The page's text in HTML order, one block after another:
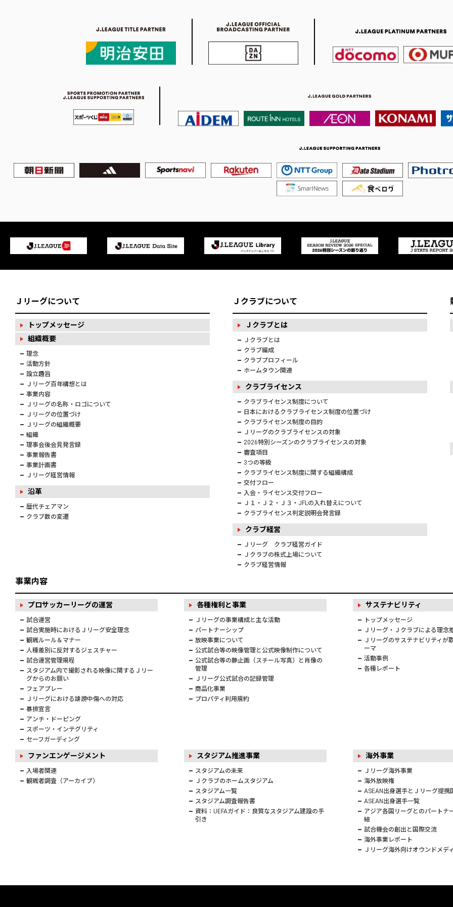
Ｊリーグについて
トップメッセージ
組織概要
理念
活動方針
設立趣旨
Ｊリーグ百年構想とは
事業内容
Ｊリーグの名称・ロゴについて
Ｊリーグの位置づけ
Ｊリーグの組織概要
組織
理事会後会見発言録
事業報告書
事業計画書
Ｊリーグ経営情報
沿革
歴代チェアマン
クラブ数の変遷
Ｊクラブについて
Ｊクラブとは
Ｊクラブとは
クラブ編成
クラブプロフィール
ホームタウン関連
クラブライセンス
クラブライセンス制度について
日本におけるクラブライセンス制度の位置づけ
クラブライセンス制度の目的
Ｊリーグのクラブライセンスの対象
2026特別シーズンのクラブライセンスの対象
審査項目
3つの等級
クラブライセンス制度に関する組織構成
交付フロー
入会・ライセンス交付フロー
Ｊ１・Ｊ２・Ｊ３・JFLの入れ替えについて
クラブライセンス判定説明会発言録
クラブ経営
Ｊリーグ クラブ経営ガイド
Ｊクラブの株式上場について
クラブ経営情報
事業内容
プロサッカーリーグの運営
試合運営
試合実施時におけるＪリーグ安全理念
観戦ルール＆マナー
人種差別に反対するジェスチャー
試合運営管理規程
スタジアム内で撮影される映像に関するＪリー
グからのお願い
フェアプレー
Ｊリーグにおける誹謗中傷への対応
暴排宣言
アンチ・ドーピング
スポーツ・インテグリティ
セーフガーディング
各種権利と事業
Ｊリーグの事業構成と主な活動
パートナーシップ
放映事業について
公式試合等の映像管理と公式映像制作について
公式試合等の静止画（スチール写真）と肖像の
管理
Ｊリーグ公式試合の記録管理
商品化事業
プロパティ利用規約
サステナビリティ
トップメッセージ
Ｊリーグ・Ｊクラブによる理念
Ｊリーグのサステナビリティが
ーマ
活動事例
各種レポート
ファンエンゲージメント
入場者関連
観戦者調査（アーカイブ）
スタジアム推進事業
スタジアムの未来
Ｊクラブのホームスタジアム
スタジアム一覧
スタジアム調査報告書
資料：UEFAガイド：良質なスタジアム建設の手
引き
海外事業
Ｊリーグ海外事業
海外放映権
ASEAN出身選手とＪリーグ提携
ASEAN出身選手一覧
アジア各国リーグとのパートナ
結
試合機会の創出と国際交流
海外事業レポート
Ｊリーグ海外向けオウンドメデ